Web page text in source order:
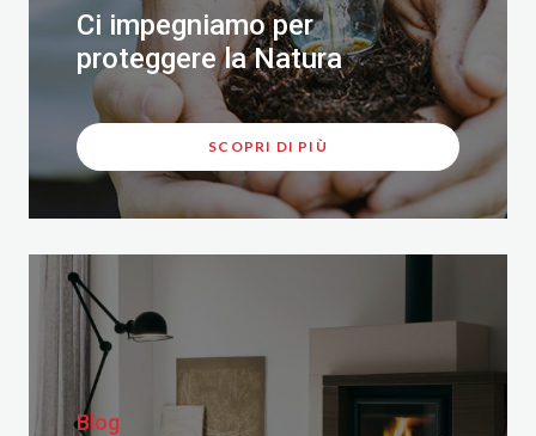
Ci impegniamo per
proteggere la Natura
SCOPRI DI PIÙ
Blog